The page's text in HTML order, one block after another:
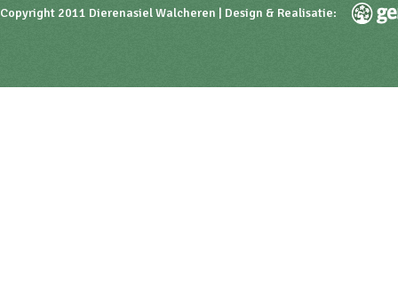
Copyright 2011 Dierenasiel Walcheren | Design & Realisatie: